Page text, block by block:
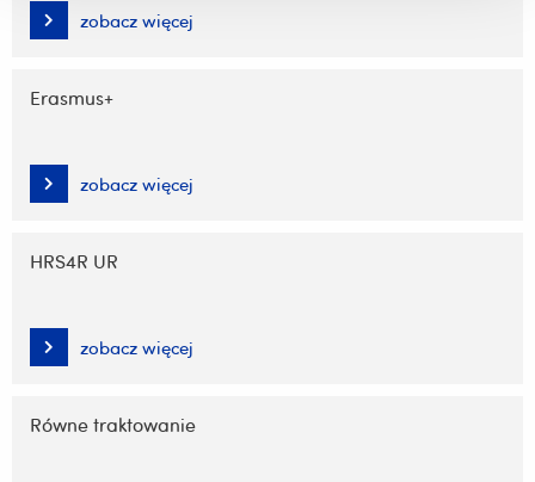
zobacz więcej
Erasmus+
zobacz więcej
HRS4R UR
zobacz więcej
Równe traktowanie